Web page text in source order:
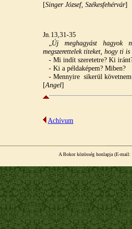
[Singer József, Székesfehérvár]
Jn.13,31-35
Új meghagyást hagyok
megszerettelek titeket, hogy ti is
- Mi indít szeretetre? Ki
- Ki a példaképem? Miben?
- Mennyire sikerül követnem
[Angel]
Achívum
A Bokor közösség honlapja (E-mail: